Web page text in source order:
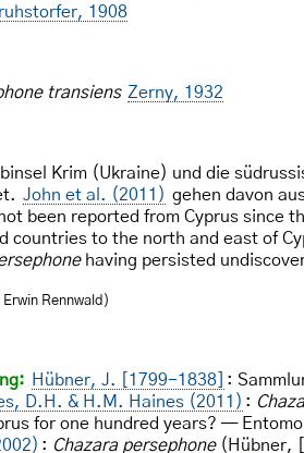
1908
transiens Zerny, 1932
Krim (Ukraine) und die
John et al. (2011) gehen davon
been reported from Cyprus since
countries to the north and east of
having persisted
Rennwald)
Hübner, J. [1799-1838] :
D.H. & H.M. Haines (2011) :
for one hundred years? —
: Chazara persephone(Hübner,